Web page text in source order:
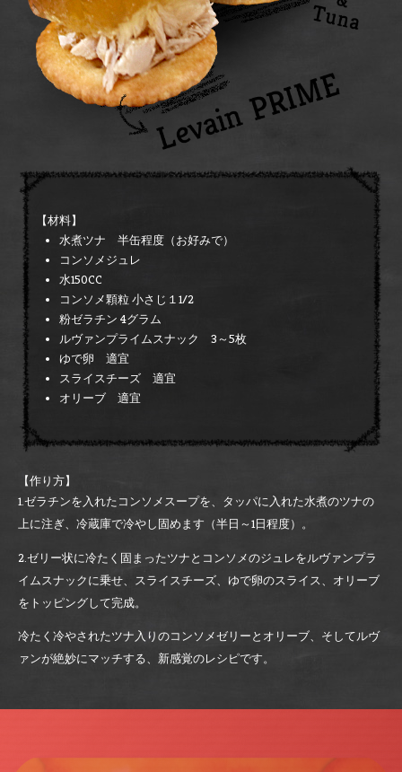
【材料】
水煮ツナ 半缶程度（お好みで）
コンソメジュレ
水150CC
コンソメ顆粒 小さじ１1/2
粉ゼラチン 4グラム
ルヴァンプライムスナック 3～5枚
ゆで卵 適宜
スライスチーズ 適宜
オリーブ 適宜
【作り方】
1.ゼラチンを入れたコンソメスープを、タッパに入れた水煮のツナの
上に注ぎ、冷蔵庫で冷やし固めます（半日～1日程度）。
2.ゼリー状に冷たく固まったツナとコンソメのジュレをルヴァンプラ
イムスナックに乗せ、スライスチーズ、ゆで卵のスライス、オリーブ
をトッピングして完成。
冷たく冷やされたツナ入りのコンソメゼリーとオリーブ、そしてルヴ
ァンが絶妙にマッチする、新感覚のレシピです。